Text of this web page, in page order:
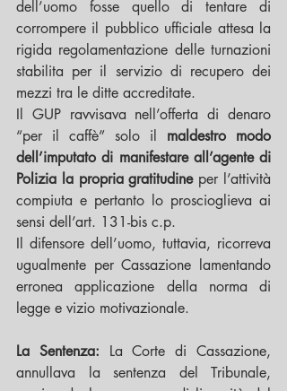
dell’uomo fosse quello di tentare di
corrompere il pubblico ufficiale attesa la
rigida regolamentazione delle turnazioni
stabilita per il servizio di recupero dei
mezzi tra le ditte accreditate.
Il GUP ravvisava nell’offerta di denaro
“per il caffè” solo il maldestro modo
dell’imputato di manifestare all’agente di
Polizia la propria gratitudine per l’attività
compiuta e pertanto lo proscioglieva ai
sensi dell’art. 131-bis c.p.
Il difensore dell’uomo, tuttavia, ricorreva
ugualmente per Cassazione lamentando
erronea applicazione della norma di
legge e vizio motivazionale.
La Sentenza: La Corte di Cassazione,
annullava la sentenza del Tribunale,